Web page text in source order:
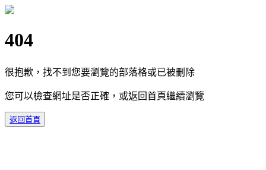
404
很抱歉，找不到您要瀏覽的部落格或已被刪除
您可以檢查網址是否正確，或返回首頁繼續瀏覽
返回首頁